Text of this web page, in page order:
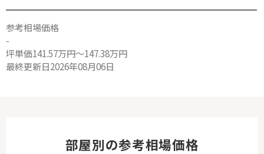
参考相場価格
-
坪単価141.57万円～147.38万円
最終更新日2026年08月06日
部屋別の参考相場価格